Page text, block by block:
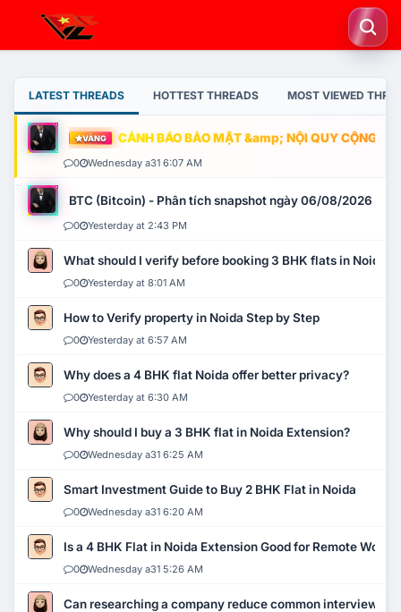
LATEST THREADS HOTTEST THREADS MOST VIEWED
VÀNG CẢNH BÁO BẢO MẬT &amp; NỘI QUY CỘNG
0 Wednesday a31 6:07 AM
BTC (Bitcoin) - Phân tích snapshot ngày 06/08/2026
0 Yesterday at 2:43 PM
What should I verify before booking 3 BHK flats in Noida?
0 Yesterday at 8:01 AM
How to Verify property in Noida Step by Step
0 Yesterday at 6:57 AM
Why does a 4 BHK flat Noida offer better privacy?
0 Yesterday at 6:30 AM
Why should I buy a 3 BHK flat in Noida Extension?
0 Wednesday a31 6:25 AM
Smart Investment Guide to Buy 2 BHK Flat in Noida
0 Wednesday a31 6:20 AM
Is a 4 BHK Flat in Noida Extension Good for Remote Work?
0 Wednesday a31 5:26 AM
Can researching a company reduce common interview